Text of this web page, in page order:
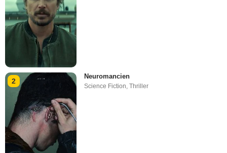
2
Neuromancien
Science Fiction ,Thriller